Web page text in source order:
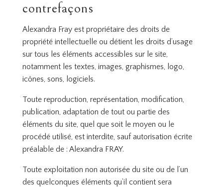
contrefaçons
Alexandra Fray est propriétaire des droits de
propriété intellectuelle ou détient les droits d’usage
sur tous les éléments accessibles sur le site,
notamment les textes, images, graphismes, logo,
icônes, sons, logiciels.
Toute reproduction, représentation, modification,
publication, adaptation de tout ou partie des
éléments du site, quel que soit le moyen ou le
procédé utilisé, est interdite, sauf autorisation écrite
préalable de : Alexandra FRAY.
Toute exploitation non autorisée du site ou de l’un
des quelconques éléments qu’il contient sera